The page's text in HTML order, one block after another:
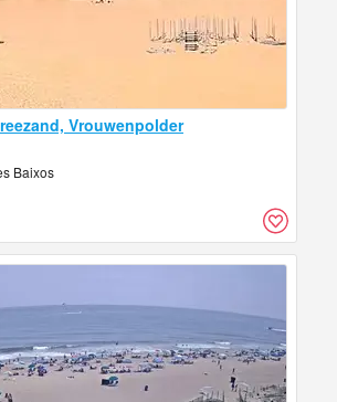
Vrouwenpolder
Baixos